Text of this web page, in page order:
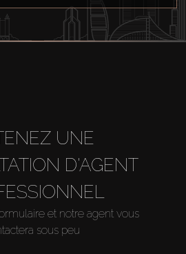
UNE
D'AGENT
et notre agent vous
sous peu